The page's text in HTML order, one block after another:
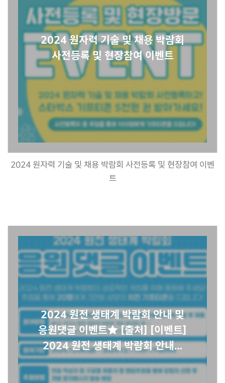
2024 원자력 기술 및 채용 박람회
사전등록 및 현장참여 이벤트
2024 원자력 기술 및 채용 박람회 사전등록 및 현장참여 이벤
트
2024 원전 생태계 박람회 안내 및
응원댓글 이벤트★ [출처] [이벤트]
2024 원전 생태계 박람회 안내…